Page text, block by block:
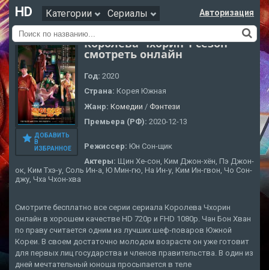
HD Категории Сериалы Авторизация
ДОБАВИТЬ
В
ИЗБРАННОЕ
Королева Чхорин 1 сезон
смотреть онлайн
Год: 2020
Страна: Корея Южная
Жанр: Комедии / Фэнтези
Премьера (РФ): 2020-12-13
Режиссер: Юн Сон-щик
Актеры: Щин Хе-сон, Ким Джон-хён, Пэ Джон-
ок, Ким Тхэ-у, Соль Ин-а, Ю Мин-гю, На Ин-у, Ким Ин-гвон, Чо Сон-
джу, Чха Чхон-хва
Смотрите бесплатно все серии сериала Королева Чхорин
онлайн в хорошем качестве HD 720p и FHD 1080p. Чан Бон Хван
по праву считается одним из лучших шеф-поваров Южной
Кореи. В своем достаточно молодом возрасте он уже готовит
для первых лиц государства и членов правительства. В один из
дней мечтательный юноша просыпается в теле